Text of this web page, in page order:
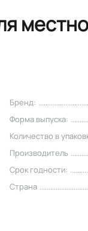
Бренд:
Форма выпуска:
Количество в
Производитель
Срок годности:
Страна